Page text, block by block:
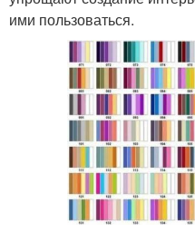
ими пользоваться.